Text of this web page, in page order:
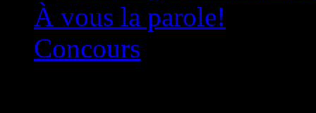
À vous la parole!
Concours